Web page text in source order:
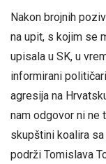
Nakon brojnih
na upit, s kojim se
upisala u SK, u
informirani
agresija na
nam odgovor ni ne
skupštini koalira
podrži Tomislava